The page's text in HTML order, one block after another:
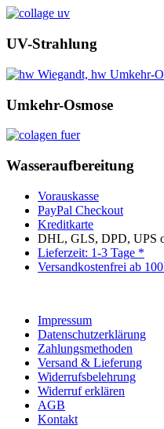
UV-Strahlung
Umkehr-Osmose
Wasseraufbereitung
Vorauskasse
PayPal Checkout
Kreditkarte
DHL, GLS, DPD, UPS
Lieferzeit: 1-3 Tage *
Versandkostenfrei ab
Impressum
Datenschutzerklärung
Zahlungsmethoden
Versand & Lieferung
Widerrufsbelehrung
Widerruf erklären
AGB
Kontakt